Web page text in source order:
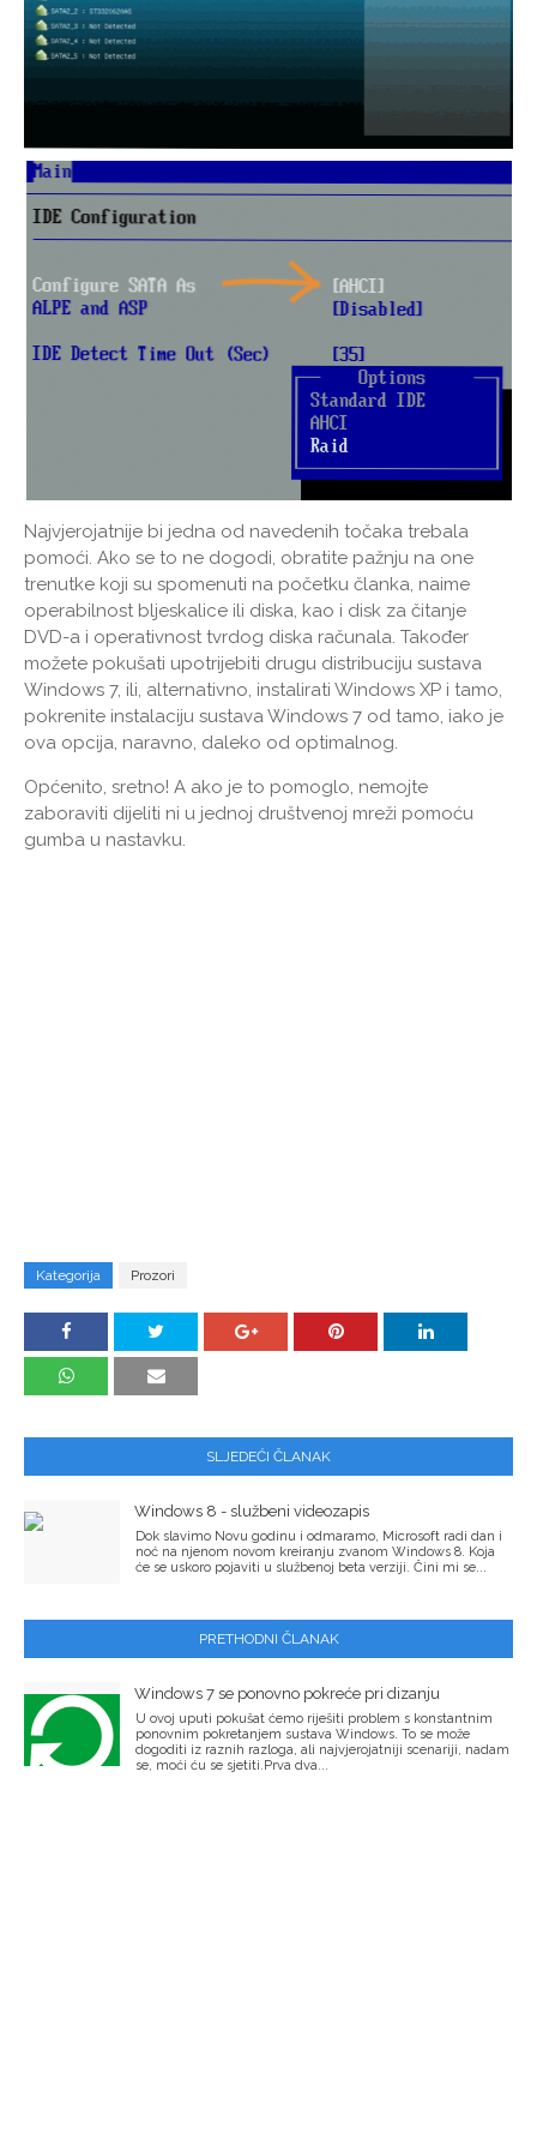
Najvjerojatnije bi jedna od navedenih točaka trebala
pomoći. Ako se to ne dogodi, obratite pažnju na one
trenutke koji su spomenuti na početku članka, naime
operabilnost bljeskalice ili diska, kao i disk za čitanje
DVD-a i operativnost tvrdog diska računala. Također
možete pokušati upotrijebiti drugu distribuciju sustava
Windows 7, ili, alternativno, instalirati Windows XP i tamo,
pokrenite instalaciju sustava Windows 7 od tamo, iako je
ova opcija, naravno, daleko od optimalnog.
Općenito, sretno! A ako je to pomoglo, nemojte
zaboraviti dijeliti ni u jednoj društvenoj mreži pomoću
gumba u nastavku.
Kategorija Prozori
SLJEDEĆI ČLANAK
Windows 8 - službeni videozapis
Dok slavimo Novu godinu i odmaramo, Microsoft radi dan i
noć na njenom novom kreiranju zvanom Windows 8. Koja
će se uskoro pojaviti u službenoj beta verziji. Čini mi se...
PRETHODNI ČLANAK
Windows 7 se ponovno pokreće pri dizanju
U ovoj uputi pokušat ćemo riješiti problem s konstantnim
ponovnim pokretanjem sustava Windows. To se može
dogoditi iz raznih razloga, ali najvjerojatniji scenariji, nadam
se, moći ću se sjetiti.Prva dva...